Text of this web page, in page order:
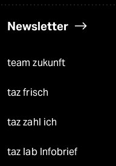
Newsletter
team zukunft
taz frisch
taz zahl ich
taz lab Infobrief